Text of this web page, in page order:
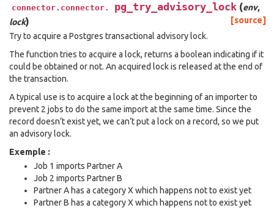
connector.connector. pg_try_advisory_lock (env,
lock)
[source]
Try to acquire a Postgres transactional advisory lock.
The function tries to acquire a lock, returns a boolean indicating if it
could be obtained or not. An acquired lock is released at the end of
the transaction.
A typical use is to acquire a lock at the beginning of an importer to
prevent 2 jobs to do the same import at the same time. Since the
record doesn’t exist yet, we can’t put a lock on a record, so we put
an advisory lock.
Exemple :
Job 1 imports Partner A
Job 2 imports Partner B
Partner A has a category X which happens not to exist yet
Partner B has a category X which happens not to exist yet